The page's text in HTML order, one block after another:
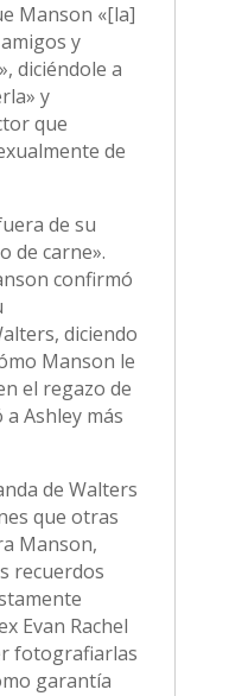
Manson «[la]
y
diciéndole a
y
que
de
de su
de carne».
confirmó
diciendo
Manson le
el regazo de
Ashley más
de Walters
que otras
Manson,
recuerdos
Evan Rachel
fotografiarlas
garantía